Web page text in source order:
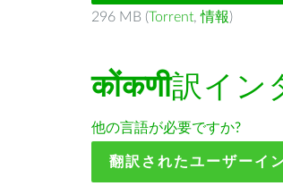
296 MB (Torrent,情報)
कोंकणी訳イン
他の言語が必要ですか?
翻訳されたユーザーイ